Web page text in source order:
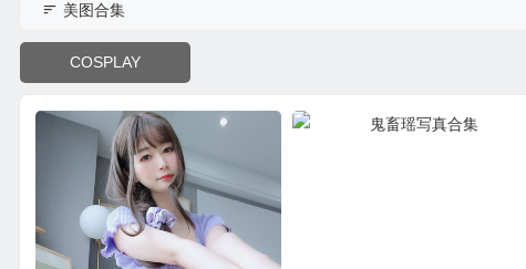
美图合集
COSPLAY